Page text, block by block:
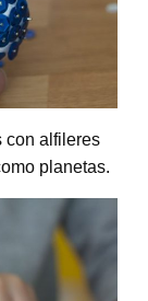
con alfileres
planetas.